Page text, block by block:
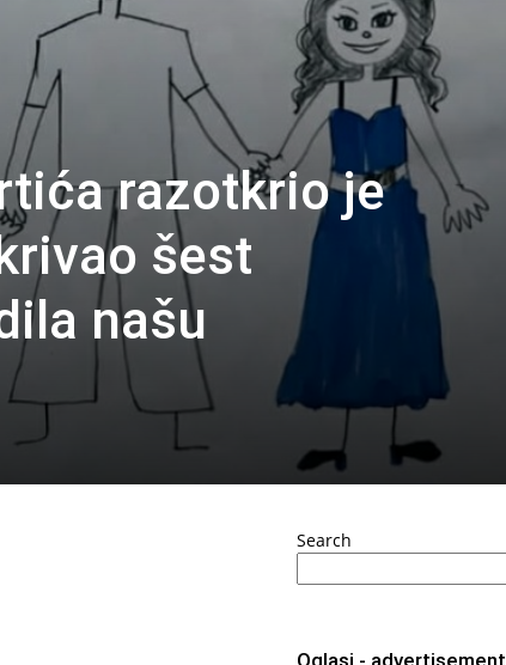
razotkrio je
šest
našu
Search
Oglasi - advertisement